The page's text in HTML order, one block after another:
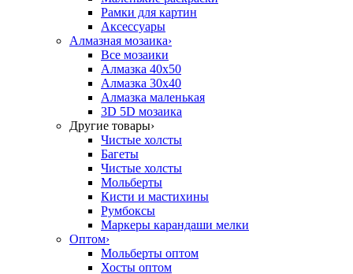
Рамки для картин
Аксессуары
Алмазная мозаика›
Все мозаики
Алмазка 40х50
Алмазка 30х40
Алмазка маленькая
3D 5D мозаика
Другие товары›
Чистые холсты
Багеты
Чистые холсты
Мольберты
Кисти и мастихины
Румбоксы
Маркеры карандаши мелки
Оптом›
Мольберты оптом
Хосты оптом